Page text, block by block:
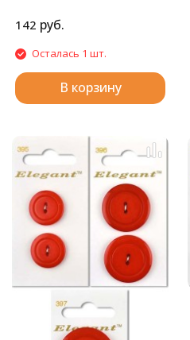
142 руб.
Осталась 1 шт.
В корзину